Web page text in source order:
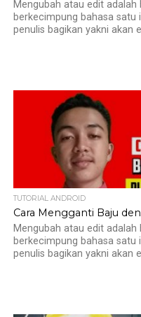
Mengubah atau edit
berkecimpung bahasa satu
penulis bagikan yakni akan
TUTORIAL ANDROID
Cara Mengganti Baju
Mengubah atau edit
berkecimpung bahasa satu
penulis bagikan yakni akan